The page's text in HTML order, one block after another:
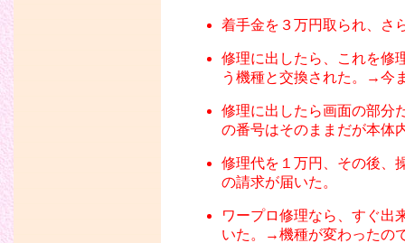
着手金を３万円取られ、さ
修理に出したら、これを修
う機種と交換された。→今
修理に出したら画面の部分
の番号はそのままだが本体
修理代を１万円、その後、
の請求が届いた。
ワープロ修理なら、すぐ出
いた。→機種が変わったの